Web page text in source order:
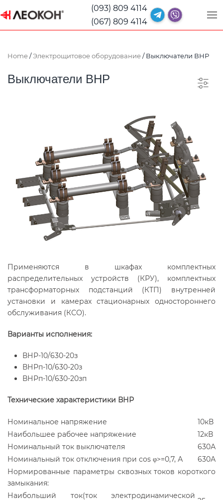
(093) 809 4114
(067) 809 4114
Home/Электрощитовое оборудование/ Выключатели ВНР
Выключатели ВНР
Применяются в шкафах комплектных
распределительных устройств (КРУ), комплектных
трансформаторных подстанций (КТП) внутренней
установки и камерах стационарных одностороннего
обслуживания (КСО).
Варианты исполнения:
ВНР-10/630-20з
ВНРп-10/630-20з
ВНРп-10/630-20зп
Технические характеристики ВНР
Номинальное напряжение
10кВ
Наибольшее рабочее напряжение
12кВ
Номинальный ток выключателя
630А
Номинальный ток отключения при cos φ>=0,7, А
630А
Нормированные параметры сквозных токов короткого
замыкания:
Наибольший ток(ток электродинамической